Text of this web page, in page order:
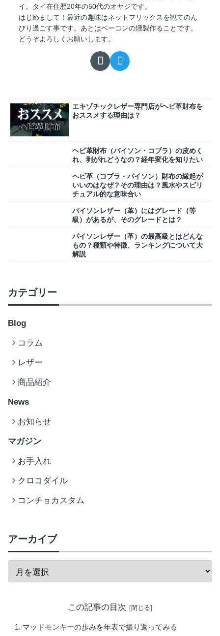
イ。タイ在住歴20年の50代のオヤジです。
はじめまして！最近の趣味はネットフリックスを観てのん
びり過ごす事です。あとはベーコンの燻製作ることです。
どうぞよろしくお願いします。
エキゾチックレザー専門店がヘビ革財布を
おススメする理由は？
ヘビ革財布（パイソン・コブラ）の皮めく
れ、剥がれどうなの？経年変化を知りたい
ヘビ革（コブラ・パイソン）財布の縁起が
いいのはなぜ？その理由は？風水やスピリ
チュアル的な意味合い
パイソンレザー（革）にはグレード（等
級）があるが、そのグレードとは？
パイソンレザー（革）の最高級とはどんな
もの？種類や特徴、ランキングについて大
解説
カテゴリー
Blog
コラム
レザー
商品紹介
News
お知らせ
マガジン
お手入れ
クロコダイル
コンチョカスタム
アーカイブ
この記事の目次
マッドモンキーの歩みを年表で振り返ってみる